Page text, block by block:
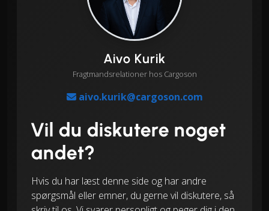
Aivo Kurik
Fragtmandsrelationer hos Cargoson
aivo.kurik@cargoson.com
Vil du diskutere noget
andet?
Hvis du har læst denne side og har andre
spørgsmål eller emner, du gerne vil diskutere, så